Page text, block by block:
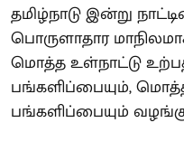
தமிழ்நாடு இன்று
பொருளாதார
மொத்த உள்நாட்டு
பங்களிப்பையும்,
பங்களிப்பையும்